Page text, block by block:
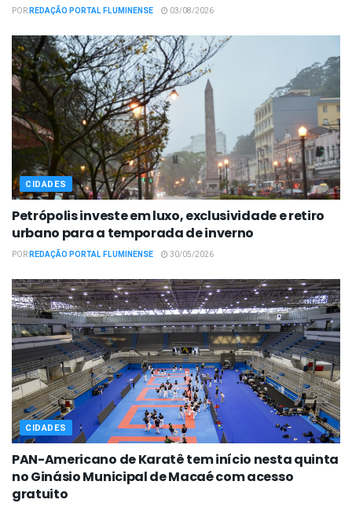
PORREDAÇÃO PORTAL FLUMINENSE 03/08/2026
CIDADES
Petrópolis investe em luxo, exclusividade e retiro
urbano para a temporada de inverno
PORREDAÇÃO PORTAL FLUMINENSE 30/05/2026
CIDADES
PAN-Americano de Karatê tem início nesta quinta
no Ginásio Municipal de Macaé com acesso
gratuito